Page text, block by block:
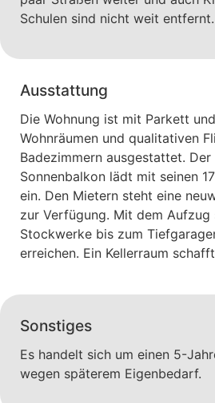
Schulen sind nicht weit entfernt.
Ausstattung
Die Wohnung ist mit Parkett
Wohnräumen und qualitativen
Badezimmern ausgestattet.
Sonnenbalkon lädt mit seinen
ein. Den Mietern steht eine
zur Verfügung. Mit dem Aufzug
Stockwerke bis zum
erreichen. Ein Kellerraum
Sonstiges
Es handelt sich um einen 5-
wegen späterem Eigenbedarf.